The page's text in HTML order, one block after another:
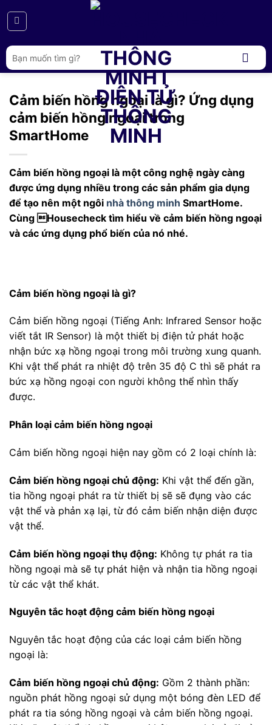
qua
dung
Tìm
kiếm:
Cảm biến hồng ngoại là gì? Ứng dụng
cảm biến hồng ngoại trong
SmartHome
Cảm biến hồng ngoại là một công nghệ ngày càng
được ứng dụng nhiều trong các sản phẩm gia dụng
để tạo nên một ngôi nhà thông minh SmartHome.
Cùng Housecheck tìm hiểu về cảm biến hồng ngoại
và các ứng dụng phổ biến của nó nhé.
Cảm biến hồng ngoại là gì?
Cảm biến hồng ngoại (Tiếng Anh: Infrared Sensor hoặc
viết tắt IR Sensor) là một thiết bị điện tử phát hoặc
nhận bức xạ hồng ngoại trong môi trường xung quanh.
Khi vật thể phát ra nhiệt độ trên 35 độ C thì sẽ phát ra
bức xạ hồng ngoại con người không thể nhìn thấy
được.
Phân loại cảm biến hồng ngoại
Cảm biến hồng ngoại hiện nay gồm có 2 loại chính là:
Cảm biến hồng ngoại chủ động: Khi vật thể đến gần,
tia hồng ngoại phát ra từ thiết bị sẽ sẽ đụng vào các
vật thể và phản xạ lại, từ đó cảm biến nhận diện được
vật thể.
Cảm biến hồng ngoại thụ động: Không tự phát ra tia
hồng ngoại mà sẽ tự phát hiện và nhận tia hồng ngoại
từ các vật thể khát.
Nguyên tắc hoạt động cảm biến hồng ngoại
Nguyên tắc hoạt động của các loại cảm biến hồng
ngoại là:
Cảm biến hồng ngoại chủ động: Gồm 2 thành phần:
nguồn phát hồng ngoại sử dụng một bóng đèn LED để
phát ra tia sóng hồng ngoại và cảm biến hồng ngoại.